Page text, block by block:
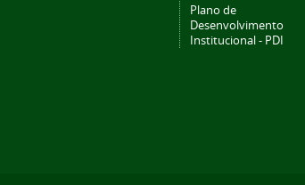
Plano de
Desenvolvimento
Institucional - PDI